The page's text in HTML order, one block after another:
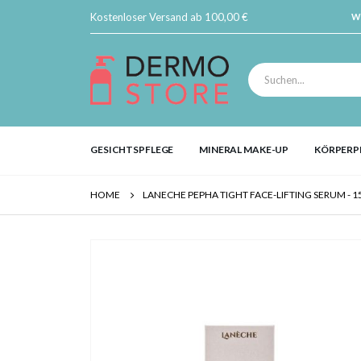
Kostenloser Versand ab 100,00 €
GESICHTSPFLEGE MINERAL MAKE-UP
HOME LANECHE PEPHA TIGHT FACE-LIFTING SERUM -